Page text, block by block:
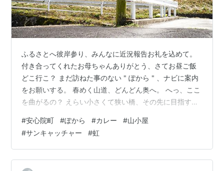
ふるさとへ彼岸参り、みんなに近況報告お礼を込めて。
付き合ってくれたお母ちゃんありがとう、さてお昼ご飯
どこ行こ？ まだ訪ねた事のない " ぽから " 、ナビに案内
をお願いする。 春めく山道、どんどん奥へ。 へっ、ここ
を曲がるの？ えらい小さくて狭い橋、その先に目指す山
ご主人が出て来られた。 『 おごめ〜ん、お邪魔しま〜す
』一番乗りぃ (^^;; 暖炉前の特等席に座り、カレーのセッ
トを注文。 許可をいただいて、お決まり店内パトロー
ル。 窓辺に吊り下げられたサンキャッチャー、そこここ
#安心院町 #ぽから #カレー #山小屋
#サンキャッチャー #虹